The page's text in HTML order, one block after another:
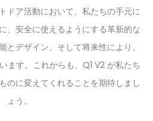
ドア活動において、私たちの手元に
、安全に使えるようにする革新的な
とデザイン、そして将来性により、
ます。これからも、Q1 V2 が私たち
のに変えてくれることを期待しまし
ょう。